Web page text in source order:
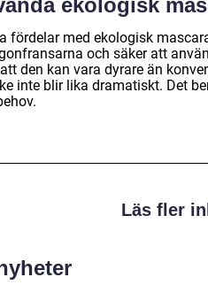
ekologisk
fördelar med ekologisk
och säker att
den kan vara dyrare än
inte blir lika dramatiskt. Det
Läs fler